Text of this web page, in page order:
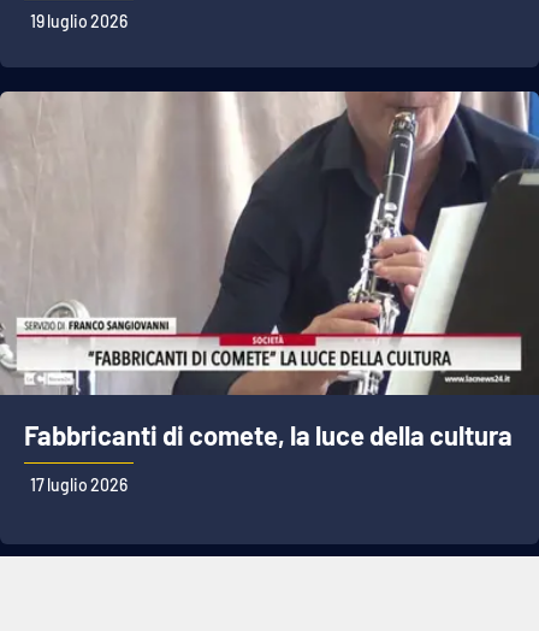
19 luglio 2026
Fabbricanti di comete, la luce della cultura
17 luglio 2026